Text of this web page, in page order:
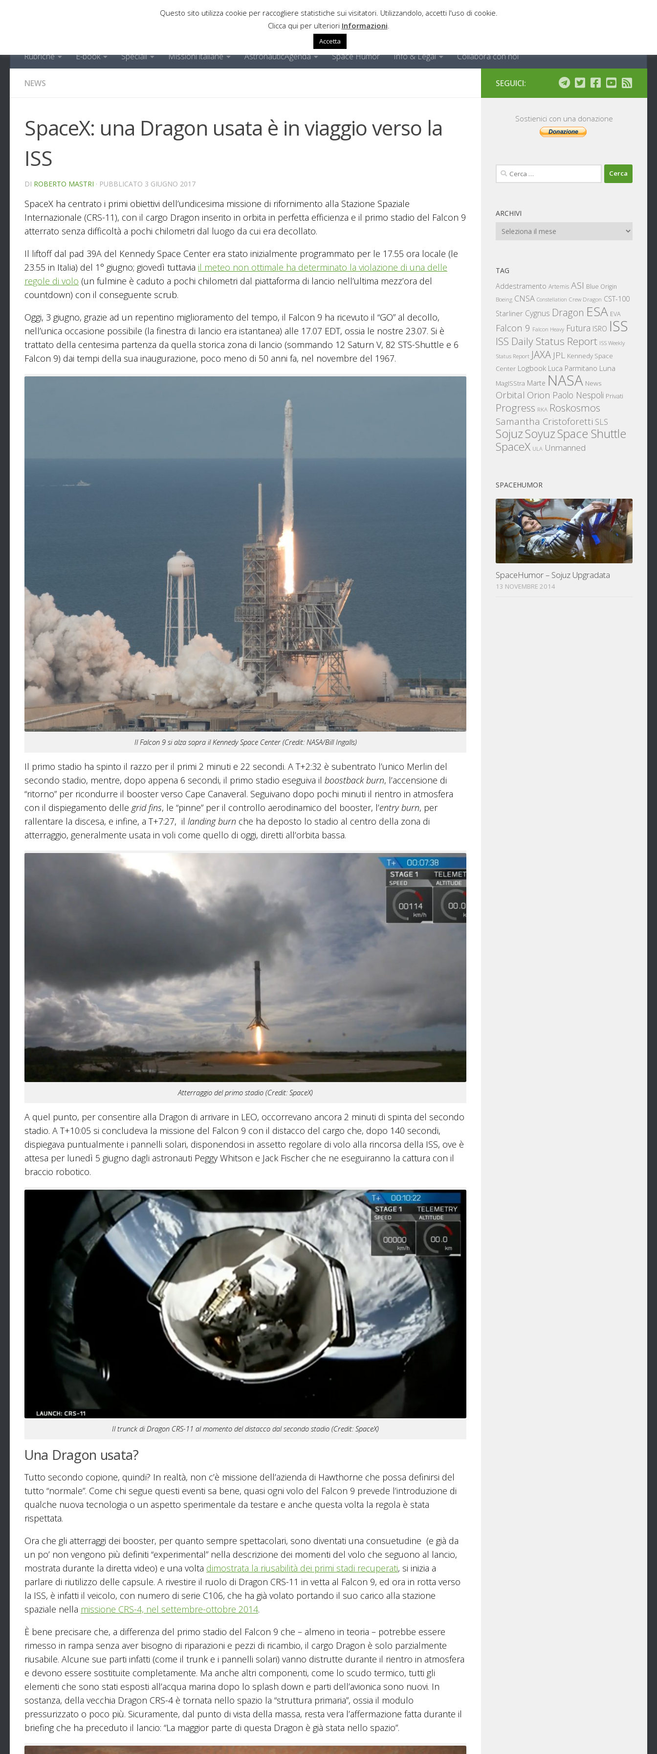
Rubriche E-book Speciali Missioni italiane AstronauticAgenda Space Humor Info & Legal Collabora con noi
NEWS
SpaceX: una Dragon usata è in viaggio verso la
ISS
DI ROBERTO MASTRI · PUBBLICATO 3 GIUGNO 2017
SpaceX ha centrato i primi obiettivi dell’undicesima missione di rifornimento alla Stazione Spaziale
Internazionale (CRS-11), con il cargo Dragon inserito in orbita in perfetta efficienza e il primo stadio del Falcon 9
atterrato senza difficoltà a pochi chilometri dal luogo da cui era decollato.
Il liftoff dal pad 39A del Kennedy Space Center era stato inizialmente programmato per le 17.55 ora locale (le
23.55 in Italia) del 1° giugno; giovedì tuttavia il meteo non ottimale ha determinato la violazione di una delle
regole di volo (un fulmine è caduto a pochi chilometri dal piattaforma di lancio nell’ultima mezz’ora del
countdown) con il conseguente scrub.
Oggi, 3 giugno, grazie ad un repentino miglioramento del tempo, il Falcon 9 ha ricevuto il “GO” al decollo,
nell’unica occasione possibile (la finestra di lancio era istantanea) alle 17.07 EDT, ossia le nostre 23.07. Si è
trattato della centesima partenza da quella storica zona di lancio (sommando 12 Saturn V, 82 STS-Shuttle e 6
Falcon 9) dai tempi della sua inaugurazione, poco meno di 50 anni fa, nel novembre del 1967.
Il Falcon 9 si alza sopra il Kennedy Space Center (Credit: NASA/Bill Ingalls)
Il primo stadio ha spinto il razzo per il primi 2 minuti e 22 secondi. A T+2:32 è subentrato l’unico Merlin del
secondo stadio, mentre, dopo appena 6 secondi, il primo stadio eseguiva il boostback burn, l’accensione di
“ritorno” per ricondurre il booster verso Cape Canaveral. Seguivano dopo pochi minuti il rientro in atmosfera
con il dispiegamento delle grid fins, le “pinne” per il controllo aerodinamico del booster, l’entry burn, per
rallentare la discesa, e infine, a T+7:27, il landing burn che ha deposto lo stadio al centro della zona di
atterraggio, generalmente usata in voli come quello di oggi, diretti all’orbita bassa.
Atterraggio del primo stadio (Credit: SpaceX)
A quel punto, per consentire alla Dragon di arrivare in LEO, occorrevano ancora 2 minuti di spinta del secondo
stadio. A T+10:05 si concludeva la missione del Falcon 9 con il distacco del cargo che, dopo 140 secondi,
dispiegava puntualmente i pannelli solari, disponendosi in assetto regolare di volo alla rincorsa della ISS, ove è
attesa per lunedì 5 giugno dagli astronauti Peggy Whitson e Jack Fischer che ne eseguiranno la cattura con il
braccio robotico.
Il trunck di Dragon CRS-11 al momento del distacco dal secondo stadio (Credit: SpaceX)
Una Dragon usata?
Tutto secondo copione, quindi? In realtà, non c’è missione dell’azienda di Hawthorne che possa definirsi del
tutto “normale”. Come chi segue questi eventi sa bene, quasi ogni volo del Falcon 9 prevede l’introduzione di
qualche nuova tecnologia o un aspetto sperimentale da testare e anche questa volta la regola è stata
rispettata.
Ora che gli atterraggi dei booster, per quanto sempre spettacolari, sono diventati una consuetudine (e già da
un po’ non vengono più definiti “experimental” nella descrizione dei momenti del volo che seguono al lancio,
mostrata durante la diretta video) e una volta dimostrata la riusabilità dei primi stadi recuperati, si inizia a
parlare di riutilizzo delle capsule. A rivestire il ruolo di Dragon CRS-11 in vetta al Falcon 9, ed ora in rotta verso
la ISS, è infatti il veicolo, con numero di serie C106, che ha già volato portando il suo carico alla stazione
spaziale nella missione CRS-4, nel settembre-ottobre 2014.
È bene precisare che, a differenza del primo stadio del Falcon 9 che – almeno in teoria – potrebbe essere
rimesso in rampa senza aver bisogno di riparazioni e pezzi di ricambio, il cargo Dragon è solo parzialmente
riusabile. Alcune sue parti infatti (come il trunk e i pannelli solari) vanno distrutte durante il rientro in atmosfera
e devono essere sostituite completamente. Ma anche altri componenti, come lo scudo termico, tutti gli
elementi che sono stati esposti all’acqua marina dopo lo splash down e parti dell’avionica sono nuovi. In
sostanza, della vecchia Dragon CRS-4 è tornata nello spazio la “struttura primaria”, ossia il modulo
pressurizzato o poco più. Sicuramente, dal punto di vista della massa, resta vera l’affermazione fatta durante il
briefing che ha preceduto il lancio: “La maggior parte di questa Dragon è già stata nello spazio”.
SEGUICI:
Sostienici con una donazione
Ricerca
per:
ARCHIVI
Archivi
TAG
Addestramento Artemis ASI Blue Origin
Boeing CNSA Constellation Crew Dragon CST-100
Starliner Cygnus Dragon ESA EVA
Falcon 9 Falcon Heavy Futura ISRO ISS
ISS Daily Status Report ISS Weekly
Status Report JAXA JPL Kennedy Space
Center Logbook Luca Parmitano Luna
MagISStra Marte NASA News
Orbital Orion Paolo Nespoli Privati
Progress RKA Roskosmos
Samantha Cristoforetti SLS
SojuzSoyuzSpace Shuttle
SpaceX ULA Unmanned
SPACEHUMOR
SpaceHumor – Sojuz Upgradata
13 NOVEMBRE 2014
Questo sito utilizza cookie per raccogliere statistiche sui visitatori. Utilizzandolo, accetti l'uso di cookie.
Clicca qui per ulteriori Informazioni
Accetta